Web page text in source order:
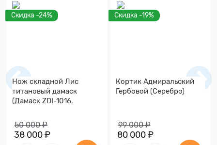
Скидка -24%
Нож складной Лис
титановый дамаск
(Дамаск ZDI-1016,
50 000 ₽
38 000 ₽
Скидка -19%
Кортик Адмиральский
Гербовой (Серебро)
99 000 ₽
80 000 ₽